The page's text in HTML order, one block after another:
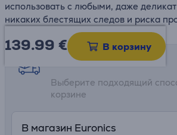
использовать с любыми, даже
никаких блестящих следов и риска
139.99 € В корзину
Возможности доставки
Выберите подходящий
корзине
В магазин Euronics